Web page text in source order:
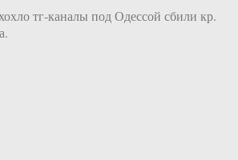
тг-каналы под Одессой сбили кр.